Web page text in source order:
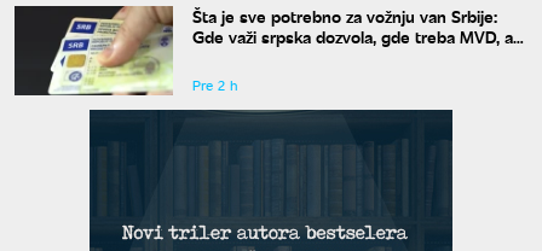
Šta je sve potrebno za vožnju van Srbije:
Gde važi srpska dozvola, gde treba MVD, a
Pre 2 h